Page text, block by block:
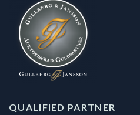
QUALIFIED PARTNER